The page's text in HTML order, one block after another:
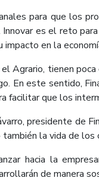
para que los
Innovar es el reto
en la
Agrario, tienen
En este sentido,
facilitar que los
presidente de
la vida de los
hacia la
de manera